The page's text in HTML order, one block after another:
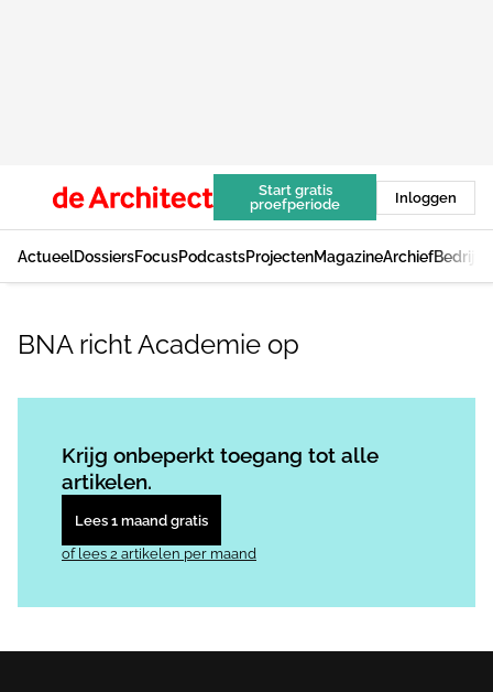
Start gratis
proefperiode
Inloggen
ActueelDossiersFocusPodcastsProjectenMagazineArchief
BNA richt Academie op
Krijg onbeperkt toegang tot alle
artikelen.
Lees 1 maand gratis
of lees 2 artikelen per maand